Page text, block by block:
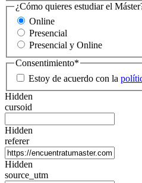
¿Cómo quieres estudiar el
Online
Presencial
Presencial y Online
Consentimiento*
Estoy de acuerdo con la
Hidden
cursoid
Hidden
referer
Hidden
source_utm